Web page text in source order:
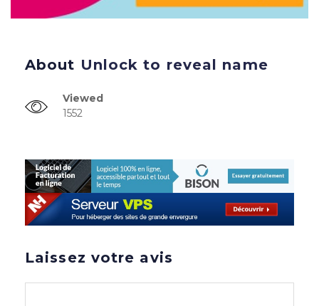
About Unlock to reveal name
Viewed
1552
Laissez votre avis